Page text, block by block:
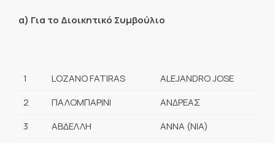
α) Για το Διοικητικό Συμβούλιο
1 LOZANO FATIRAS
ALEJANDRO JOSE
2
ΠΑΛΟΜΠΑΡΙΝΙ
ΑΝΔΡΕΑΣ
3
ΑΒΔΕΛΛΗ
ΑΝΝΑ (ΝΙΑ)